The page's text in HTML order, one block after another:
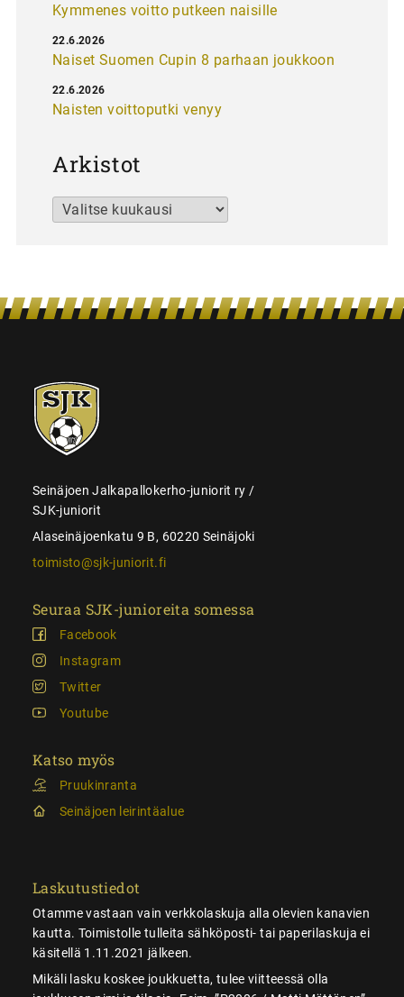
Kymmenes voitto putkeen naisille
Naiset Suomen Cupin 8 parhaan joukkoon
22.6.2026
Naisten voittoputki venyy
22.6.2026
Arkistot
Arkistot
SJK-
juniorit
Seinäjoen Jalkapallokerho-juniorit ry /
SJK-juniorit
Alaseinäjoenkatu 9 B, 60220 Seinäjoki
toimisto@sjk-juniorit.fi
Seuraa SJK-junioreita somessa
Facebook
Instagram
Twitter
Youtube
Katso myös
Pruukinranta
Seinäjoen leirintäalue
Laskutustiedot
Otamme vastaan vain verkkolaskuja alla olevien kanavien
kautta. Toimistolle tulleita sähköposti- tai paperilaskuja ei
käsitellä 1.11.2021 jälkeen.
Mikäli lasku koskee joukkuetta, tulee viitteessä olla